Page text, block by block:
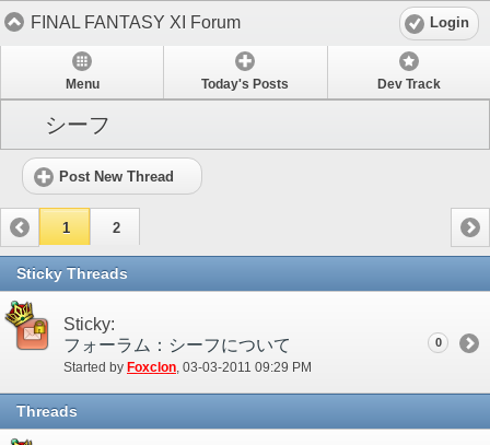
FINAL FANTASY XI Forum Login
Menu Today's Posts Dev Track
シーフ
Post New Thread
1 2
Sticky Threads
Sticky:
フォーラム：シーフについて
Started by Foxclon‎, 03-03-2011 09:29 PM
0
Threads